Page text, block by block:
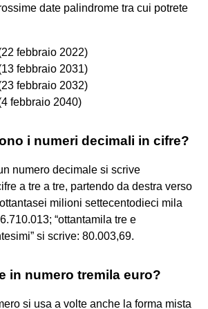
date palindrome tra cui potrete
febbraio 2022)
febbraio 2031)
febbraio 2032)
febbraio 2040)
i numeri decimali in cifre?
numero decimale si scrive
a tre a tre, partendo da destra verso
milioni settecentodieci mila
“ottantamila tre e
si scrive: 80.003,69.
in numero tremila euro?
si usa a volte anche la forma mista